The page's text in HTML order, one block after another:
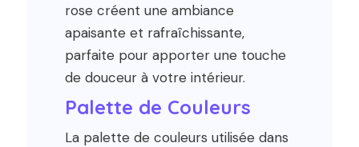
rose créent une ambiance
apaisante et rafraîchissante,
parfaite pour apporter une touche
de douceur à votre intérieur.
Palette de Couleurs
La palette de couleurs utilisée dans